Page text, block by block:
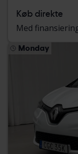
Køb direkte
Med
Monday